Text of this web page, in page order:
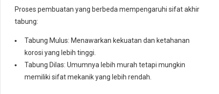
Proses pembuatan yang berbeda mempengaruhi sifat akhir
tabung:
Tabung Mulus: Menawarkan kekuatan dan ketahanan
korosi yang lebih tinggi.
Tabung Dilas: Umumnya lebih murah tetapi mungkin
memiliki sifat mekanik yang lebih rendah.